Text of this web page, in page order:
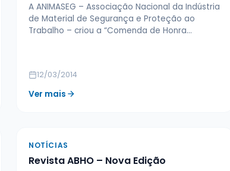
A ANIMASEG – Associação Nacional da Indústria
de Material de Segurança e Proteção ao
Trabalho – criou a “Comenda de Honra…
12/03/2014
Ver mais
NOTÍCIAS
Revista ABHO – Nova Edição